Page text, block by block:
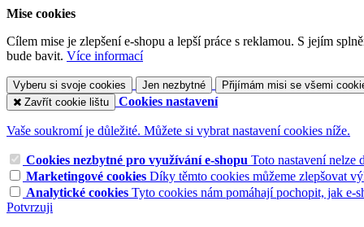
Mise cookies
Cílem mise je zlepšení e-shopu a lepší práce s reklamou. S jejím
bude bavit. Více informací
Vyberu si svoje cookies Jen nezbytné
Přijímám misi se všemi
Zavřít cookie lištu
Cookies nastavení
Vaše soukromí je důležité. Můžete si vybrat nastavení cookies níže.
Cookies nezbytné pro využívání e-shopu Toto nastavení nelze
Marketingové cookies Díky těmto cookies můžeme zlepšovat
Analytické cookies Tyto cookies nám pomáhají pochopit, jak e-
Potvrzuji